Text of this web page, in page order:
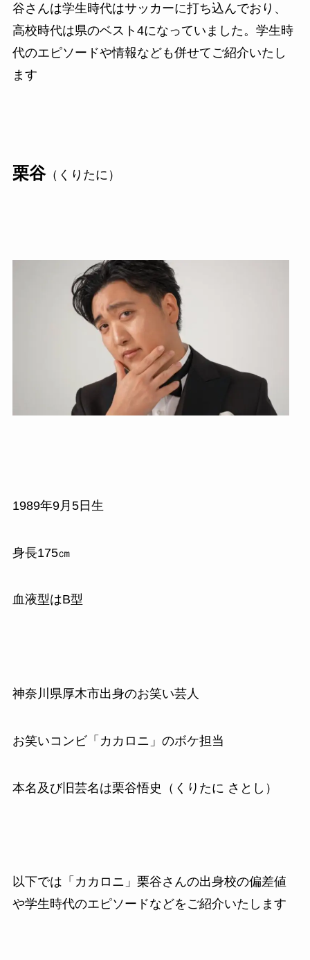
谷さんは学生時代はサッカーに打ち込んでおり、
高校時代は県のベスト4になっていました。学生時
代のエピソードや情報なども併せてご紹介いたし
ます
栗谷（くりたに）
1989年9月5日生
身長175㎝
血液型はB型
神奈川県厚木市出身のお笑い芸人
お笑いコンビ「カカロニ」のボケ担当
本名及び旧芸名は栗谷悟史（くりたに さとし）
以下では「カカロニ」栗谷さんの出身校の偏差値
や学生時代のエピソードなどをご紹介いたします